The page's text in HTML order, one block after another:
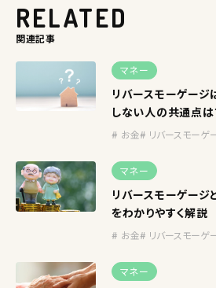
RELATED
関連記事
マネー
リバースモーゲージ
しない人の共通点は
お金 リバースモーゲ
マネー
リバースモーゲージ
をわかりやすく解説
お金 リバースモーゲ
マネー